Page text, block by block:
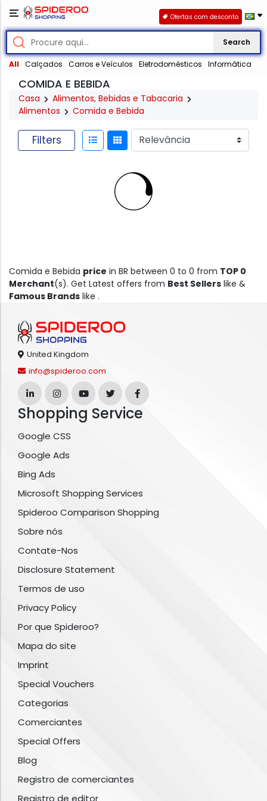
Search
All Calçados Carros e Veículos Eletrodomésticos Informática
Ofertas com desconto
COMIDA E BEBIDA
Casa
Alimentos, Bebidas e Tabacaria
Alimentos
Comida e Bebida
Filters
Comida e Bebida price in BR between 0 to 0 from TOP 0
Merchant(s). Get Latest offers from Best Sellers like &
Famous Brands like .
United Kingdom
info@spideroo.com
Shopping Service
Google CSS
Google Ads
Bing Ads
Microsoft Shopping Services
Spideroo Comparison Shopping
Sobre nós
Contate-Nos
Disclosure Statement
Termos de uso
Privacy Policy
Por que Spideroo?
Mapa do site
Imprint
Special Vouchers
Categorias
Comerciantes
Special Offers
Blog
Registro de comerciantes
Registro de editor